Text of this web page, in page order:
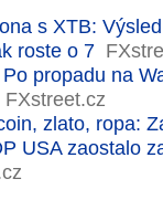
s XTB:
roste o 7
propadu na
FXstreet.cz
zlato, ropa:
USA zaostalo